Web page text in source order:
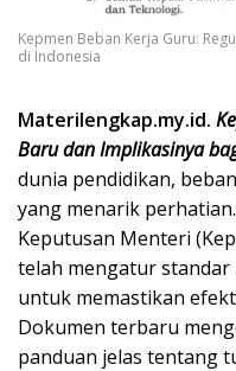
Kepmen Beban Kerja Guru:
di Indonesia
Materilengkap.my.id.
Baru dan Implikasinya
dunia pendidikan,
yang menarik
Keputusan Menteri
telah mengatur standar
untuk memastikan
Dokumen terbaru
panduan jelas tentang